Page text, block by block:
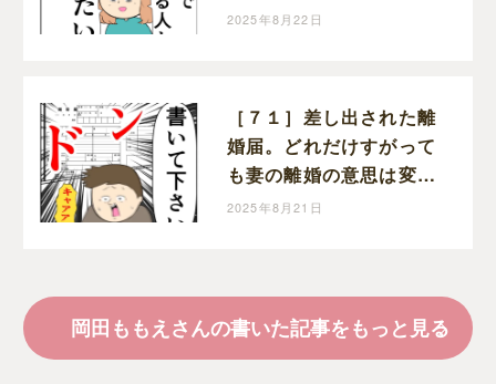
い」と前を向く。クセ強
2025年8月22日
［７１］差し出された離
婚届。どれだけすがって
も妻の離婚の意思は変わ
らない。クセ強義母に抗
2025年8月21日
岡田ももえさんの書いた記事をもっと見る